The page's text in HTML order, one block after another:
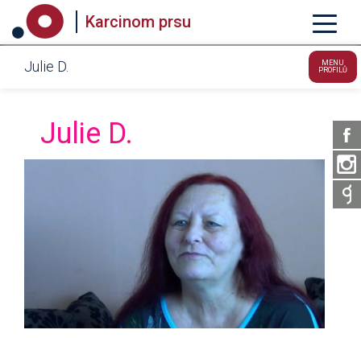
Karcinom prsu
Julie D.
MENU
PROFILŮ
Julie D.